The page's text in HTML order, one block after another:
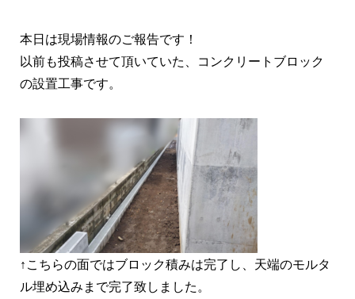
本日は現場情報のご報告です！
以前も投稿させて頂いていた、コンクリートブロック
の設置工事です。
↑こちらの面ではブロック積みは完了し、天端のモルタ
ル埋め込みまで完了致しました。